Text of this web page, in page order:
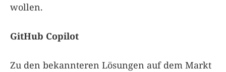
wollen.
GitHub Copilot
Zu den bekannteren Lösungen auf dem Markt